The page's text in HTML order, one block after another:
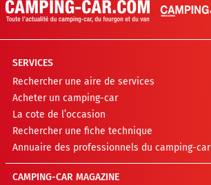
SERVICES
Rechercher une aire de services
Acheter un camping-car
La cote de l’occasion
Rechercher une fiche technique
Annuaire des professionnels du camping-car
CAMPING-CAR MAGAZINE